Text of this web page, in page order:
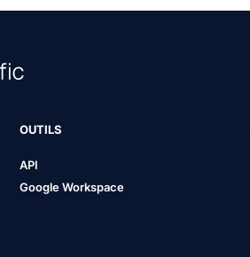
OUTILS
API
Google Workspace